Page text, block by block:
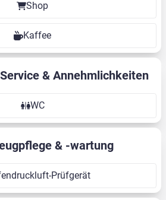
Shop
Kaffee
& Annehmlichkeiten
WC
& -wartung
Prüfgerät